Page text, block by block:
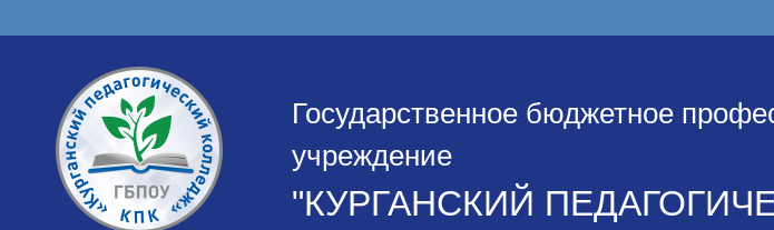
Государственное бюджетное
учреждение
"КУРГАНСКИЙ